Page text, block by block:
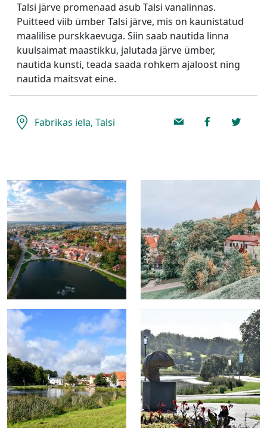
Talsi järve promenaad asub Talsi vanalinnas.
Puitteed viib ümber Talsi järve, mis on kaunistatud
maalilise purskkaevuga. Siin saab nautida linna
kuulsaimat maastikku, jalutada järve ümber,
nautida kunsti, teada saada rohkem ajaloost ning
nautida maitsvat eine.
Fabrikas iela, Talsi